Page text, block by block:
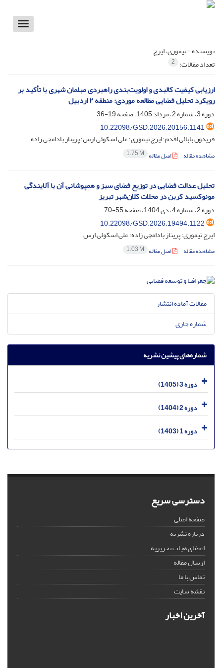
Toggle
نویسنده =تیموری، ایرج
تعداد مقالات: 2
ارزیابی کیفیت کالبدی و اولویت‌بندی راهبردی مبلمان شهری با تأکید بر
رویکرد تحلیل فضایی مطالعه موردی: منطقه ۲ اردبیل
دوره 3، شماره 2، مرداد 1405، صفحه
19-36
10.22098/GSD.2026.20156.1141
فریدون بابائی اقدم؛ ایرج تیموری؛ علی اسکوئی ارس؛ پریناز بادامچی زاده
مشاهده مقاله اصل مقاله 1.75 M
تحلیل عدالت فضایی در توزیع فضای سبز و همپوشانی آن با آلایندگی
مونوکسید کربن در محلات کلان‌شهر تبریز
دوره 2، شماره 4، دی 1404، صفحه
55-70
10.22098/GSD.2026.19494.1122
ایرج تیموری؛ پریناز بادامچی زاده؛ علی اسکوئی ارس
مشاهده مقاله اصل مقاله 1.03 M
مقالات آماده انتشار
شماره جاری
شماره‌های پیشین نشریه
دوره 3 (1405)
دوره 2 (1404)
دوره 1 (1403)
دسترسی سریع
صفحه اصلی
درباره نشریه
اعضای هیات تحریریه
ارسال مقاله
تماس با ما
نقشه سایت
آخرین اخبار